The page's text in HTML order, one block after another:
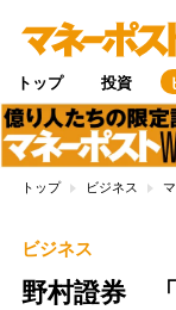
トップ 投資
トップ ビジネス
ビジネス
野村證券